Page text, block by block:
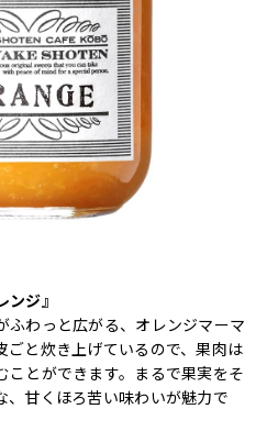
ジ』
ふわっと広がる、オレンジマーマ
ごと炊き上げているので、果肉は
ことができます。まるで果実をそ
、甘くほろ苦い味わいが魅力で